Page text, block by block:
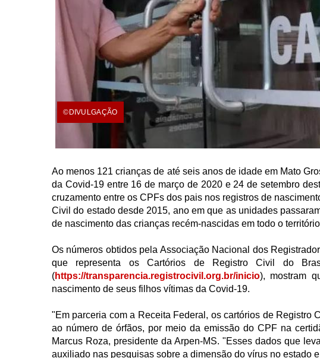
©DIVULGAÇÃO
Ao menos 121 crianças de até seis anos de idade em Mato
da Covid-19 entre 16 de março de 2020 e 24 de setembro
cruzamento entre os CPFs dos pais nos registros de
Civil do estado desde 2015, ano em que as unidades
de nascimento das crianças recém-nascidas em todo o
Os números obtidos pela Associação Nacional dos
que representa os Cartórios de Registro Civil do
(https://transparencia.registrocivil.org.br/inicio), mostram
nascimento de seus filhos vítimas da Covid-19.
"Em parceria com a Receita Federal, os cartórios de Registro
ao número de órfãos, por meio da emissão do CPF na
Marcus Roza, presidente da Arpen-MS. "Esses dados que
auxiliado nas pesquisas sobre a dimensão do vírus no estado